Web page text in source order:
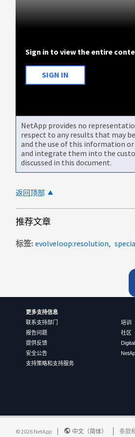
Sign in to view the entire
SIGN IN
NetApp provides no
respect to any results that may
and the use of this information
and integrate them into the
discussed in this document.
返回顶部
推荐文章
标签 evolveloop:resolution
更多支持信息
联系支持部门
报告问题
提供反馈
安全公告
支持策略和支持服务
培训
社区
©2026 NetApp 中文（简体） 条款